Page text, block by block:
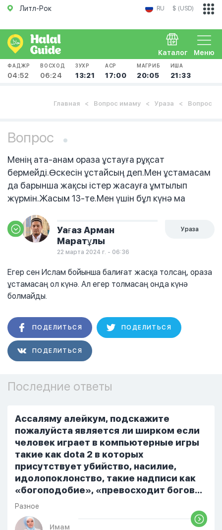
Литл-Рок RU $ (USD)
Меню
Каталог
ФАДЖР
04:52
ВОСХОД
06:24
ЗУХР
13:21
АСР
17:00
МАГРИБ
20:05
ИША
21:33
Главная Вопрос имаму Ураза Вопрос
Вопрос
Менің ата-анам ораза ұстауға рұқсат
бермейді.Өскесін ұстайсың деп.Мен ұстамасам
да барынша жақсы істер жасауға ұмтылып
жүрмін.Жасым 13-те.Мен үшін бұл күнә ма
Уағаз Арман
Маратұлы
22 марта 2024 г. - 06:36
Ураза
Егер сен Ислам бойынша балиғат жасқа толсаң, ораза
ұстамасаң ол күнә. Ал егер толмасаң онда күнә
болмайды.
ПОДЕЛИТЬСЯ ПОДЕЛИТЬСЯ
ПОДЕЛИТЬСЯ
Последние ответы
Ассаляму алейкум, подскажите
пожалуйста является ли ширком если
человек играет в компьютерные игры
такие как dota 2 в которых
присутствует убийство, насилие,
идолопоклонство, такие надписи как
«богоподобие», «превосходит богов»,
но при этом человек полностью
признает и соблюдает все столпы
Ислама и эта игра не мешает ему
Разное
Имам